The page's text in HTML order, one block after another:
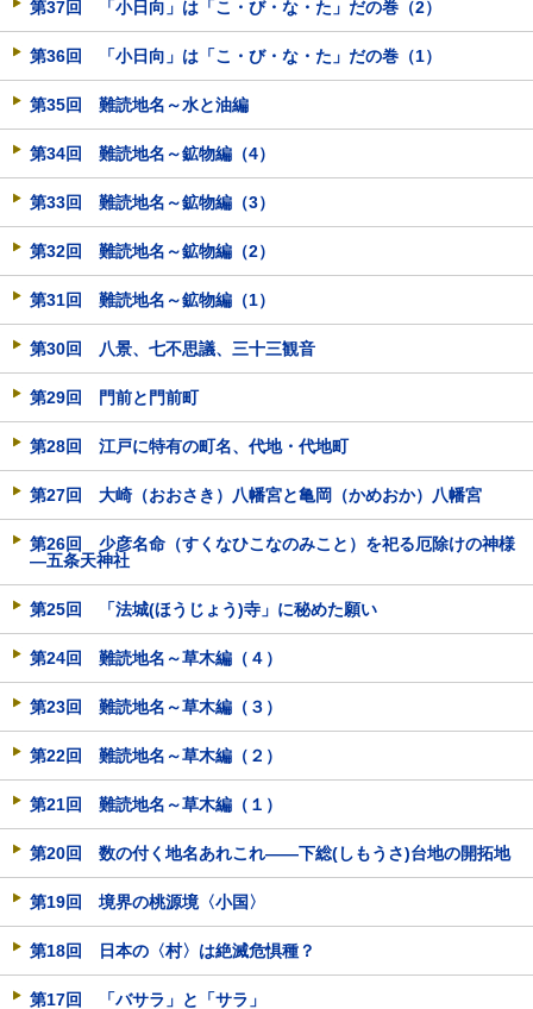
第37回 「小日向」は「こ・び・な・た」だの巻（2）
第36回 「小日向」は「こ・び・な・た」だの巻（1）
第35回 難読地名～水と油編
第34回 難読地名～鉱物編（4）
第33回 難読地名～鉱物編（3）
第32回 難読地名～鉱物編（2）
第31回 難読地名～鉱物編（1）
第30回 八景、七不思議、三十三観音
第29回 門前と門前町
第28回 江戸に特有の町名、代地・代地町
第27回 大崎（おおさき）八幡宮と亀岡（かめおか）八幡宮
第26回 少彦名命（すくなひこなのみこと）を祀る厄除けの神様
―五条天神社
第25回 「法城(ほうじょう)寺」に秘めた願い
第24回 難読地名～草木編（４）
第23回 難読地名～草木編（３）
第22回 難読地名～草木編（２）
第21回 難読地名～草木編（１）
第20回 数の付く地名あれこれ――下総(しもうさ)台地の開拓地
第19回 境界の桃源境〈小国〉
第18回 日本の〈村〉は絶滅危惧種？
第17回 「バサラ」と「サラ」